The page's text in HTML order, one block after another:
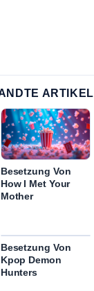
ARTIKEL
Besetzung Von
How I Met Your
Mother
Besetzung Von
Kpop Demon
Hunters